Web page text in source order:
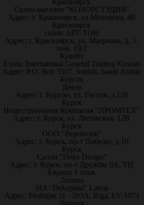
Красноярск
Салон-магазин "КОЛОРСТУДИЯ"
Адрес: г. Красноярск, ул.Молокова, 40
Красноярск
салон АРТ-ТОН
Адрес: г. Красноярск, ул. Маерчака, д. 1,
пом. 19/2
Кувейт
Exotic International General Trading Kuwait
Адрес: P.O. Box 3507, Jeddah, Saudi Arabia
Курган
Декор
Адрес: г. Курган, ул. Гоголя, д.128
Курск
Индустриальная Компания "ПРОМТЕХ"
Адрес: г. Курск, ул. Литовская, 12В
Курск
ООО "Вернисаж"
Адрес: г. Курск, пр-т Победы, д.10
Курск
Салон "Doka Design"
Адрес: г. Курск, пр-т Дружбы 9А, ТЦ
Европа 1 этаж
Латвия
SIA "Dekoplast" Latvia
Адрес: Piedrujas 11 - 203A, Riga, LV-1073
Липецк